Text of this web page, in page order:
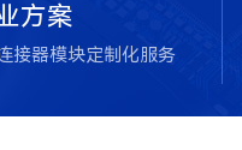
方案
接器模块定制化服务